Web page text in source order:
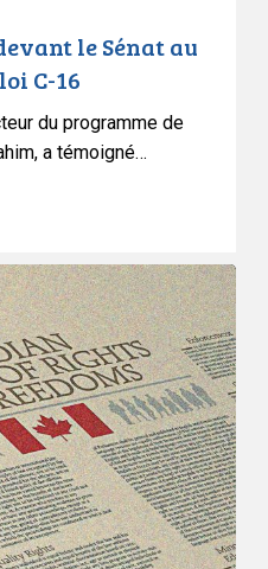
le Sénat au
C-16
du programme de
a témoigné…